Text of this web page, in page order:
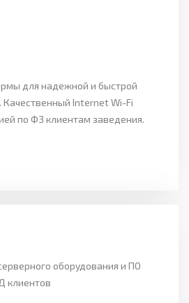
для надежной и быстрой
Качественный Internet Wi-Fi
по ФЗ клиентам заведения.
оборудования и ПО
клиентов